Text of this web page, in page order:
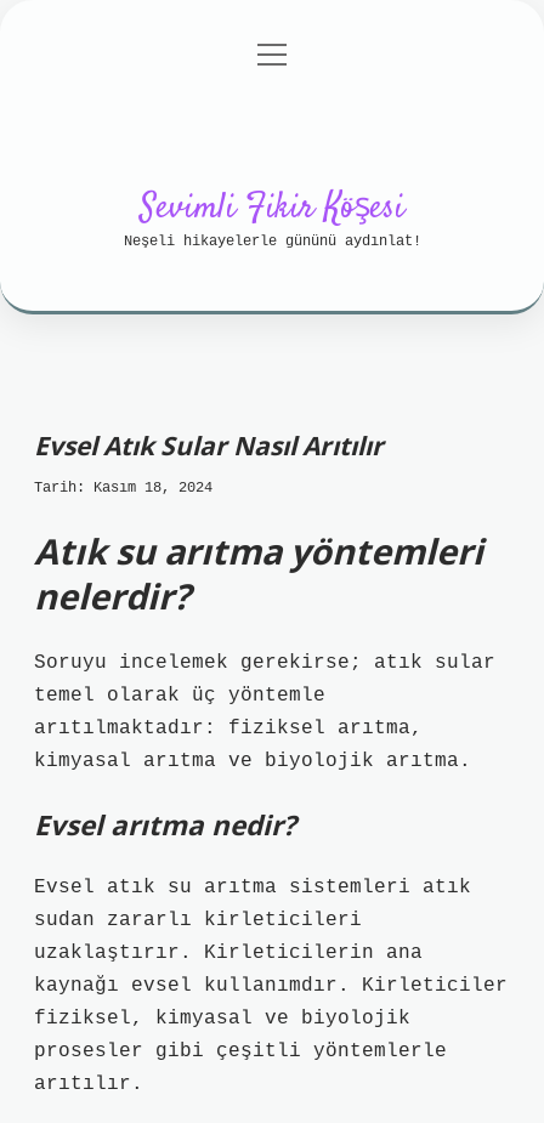
Gizlilik Politikası
menüyü
Sevimli Fikir Köşesi
Neşeli hikayelerle gününü aydınlat!
Evsel Atık Sular Nasıl Arıtılır
Tarih: Kasım 18, 2024
Atık su arıtma yöntemleri
nelerdir?
Soruyu incelemek gerekirse; atık sular
temel olarak üç yöntemle
arıtılmaktadır: fiziksel arıtma,
kimyasal arıtma ve biyolojik arıtma.
Evsel arıtma nedir?
Evsel atık su arıtma sistemleri atık
sudan zararlı kirleticileri
uzaklaştırır. Kirleticilerin ana
kaynağı evsel kullanımdır. Kirleticiler
fiziksel, kimyasal ve biyolojik
prosesler gibi çeşitli yöntemlerle
arıtılır.